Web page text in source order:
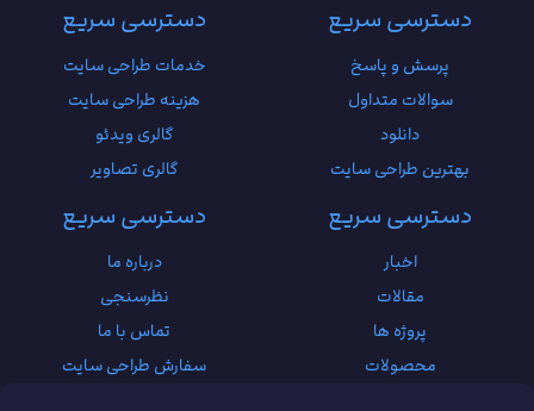
دسترسی سریع
پرسش و پاسخ
سوالات متداول
دانلود
بهترین طراحی سایت
دسترسی سریع
خدمات طراحی سایت
هزینه طراحی سایت
گالری ویدئو
گالری تصاویر
دسترسی سریع
اخبار
مقالات
پروژه ها
محصولات
دسترسی سریع
درباره ما
نظرسنجی
تماس با ما
سفارش طراحی سایت